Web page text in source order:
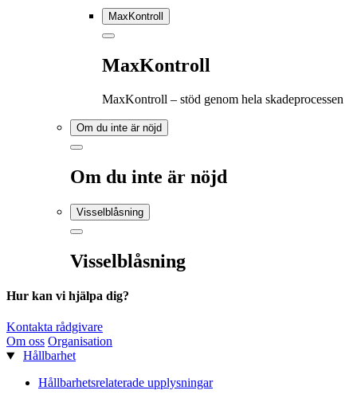
MaxKontroll
MaxKontroll
MaxKontroll – stöd genom hela skadeprocessen
Om du inte är nöjd
Om du inte är nöjd
Visselblåsning
Visselblåsning
Hur kan vi hjälpa dig?
Kontakta rådgivare
Om oss Organisation
Hållbarhet
Hållbarhetsrelaterade upplysningar